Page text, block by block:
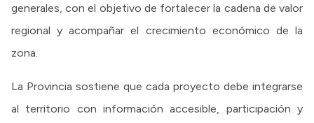
generales, con el objetivo de fortalecer la cadena de valor
regional y acompañar el crecimiento económico de la
zona.
La Provincia sostiene que cada proyecto debe integrarse
al territorio con información accesible, participación y